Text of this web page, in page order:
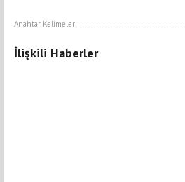
Anahtar Kelimeler
İlişkili Haberler